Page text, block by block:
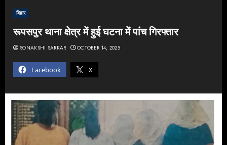
बिहार
रूपसपुर थाना क्षेत्र में हुई घटना में पांच गिरफ्तार
Facebook X
SONAKSHI SARKAR OCTOBER 14, 2025